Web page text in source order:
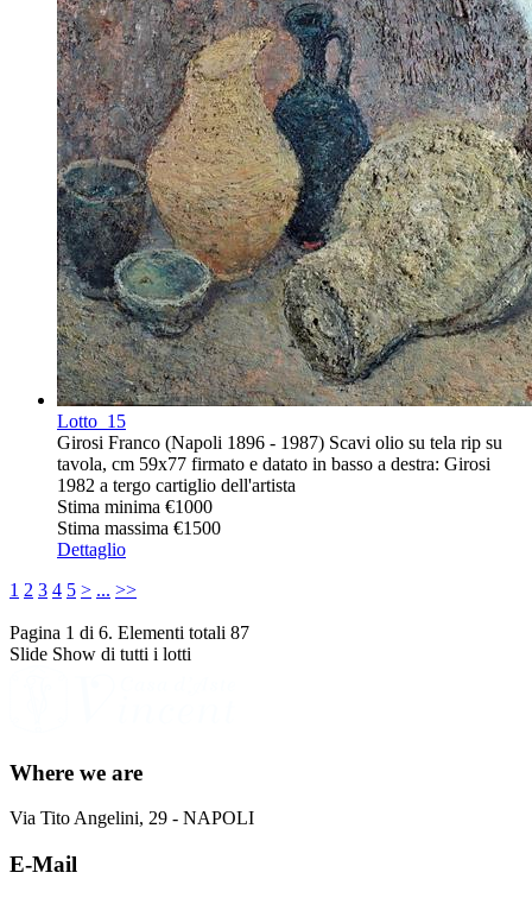
Lotto 15
Girosi Franco (Napoli 1896 - 1987) Scavi olio su tela rip su
tavola, cm 59x77 firmato e datato in basso a destra: Girosi
1982 a tergo cartiglio dell'artista
Stima minima €1000
Stima massima €1500
Dettaglio
1 2 3 4 5 > ... >>
Pagina 1 di 6. Elementi totali 87
Slide Show di tutti i lotti
Where we are
Via Tito Angelini, 29 - NAPOLI
E-Mail